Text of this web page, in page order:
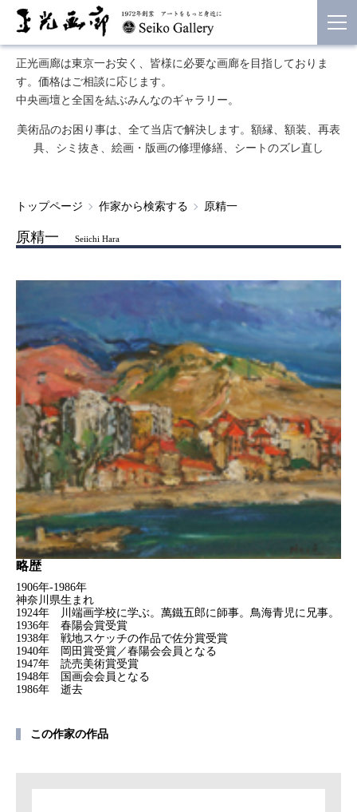
正光画廊は東京一お安く、皆様に必要な画廊を目指しておりま
す。価格はご相談に応じます。
中央画壇と全国を結ぶみんなのギャラリー。
美術品のお困り事は、全て当店で解決します。額縁、額装、再表
具、シミ抜き、絵画・版画の修理修繕、シートのズレ直し
トップページ 作家から検索する 原精一
原精一 Seiichi Hara
略歴
1906年-1986年
神奈川県生まれ
1924年 川端画学校に学ぶ。萬鐵五郎に師事。鳥海青児に兄事。
1936年 春陽会賞受賞
1938年 戦地スケッチの作品で佐分賞受賞
1940年 岡田賞受賞／春陽会会員となる
1947年 読売美術賞受賞
1948年 国画会会員となる
1986年 逝去
この作家の作品